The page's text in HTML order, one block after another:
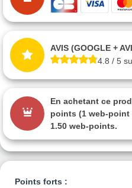
Points forts :
AVIS (GOOGLE +
4.8 / 5
En achetant ce
points (1 web-point
1.50 web-points.